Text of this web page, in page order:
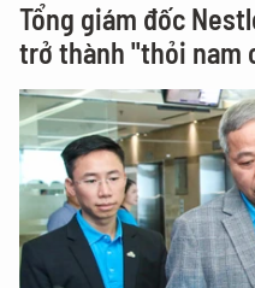
Tổng giám đốc
trở thành "thỏi nam